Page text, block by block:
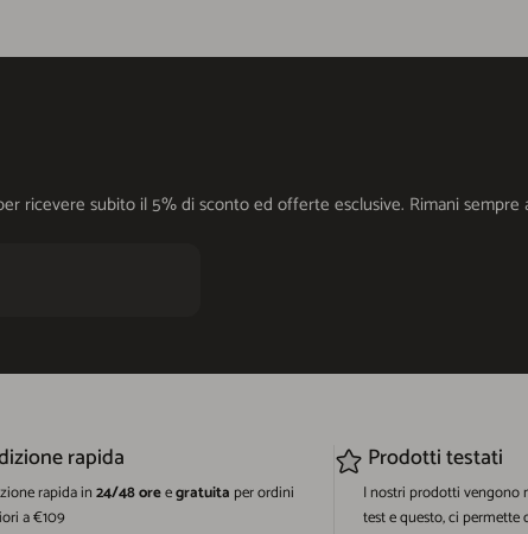
ricevere subito il 5% di sconto ed offerte esclusive. Rimani
rapida
rapida in24/48 oreegratuita per ordini
a €109
Prodotti testati
I nostri prodotti vengono
test e questo, ci